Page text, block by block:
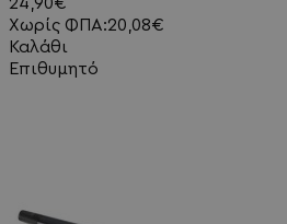
Χωρίς ΦΠΑ:20,08€
Καλάθι
Επιθυμητό